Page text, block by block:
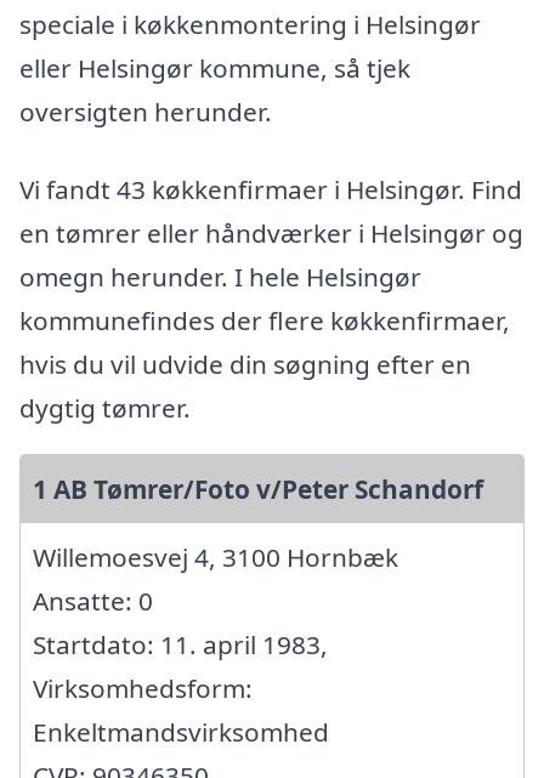
speciale i køkkenmontering i Helsingør
eller Helsingør kommune, så tjek
oversigten herunder.
Vi fandt 43 køkkenfirmaer i Helsingør. Find
en tømrer eller håndværker i Helsingør og
omegn herunder. I hele Helsingør
kommunefindes der flere køkkenfirmaer,
hvis du vil udvide din søgning efter en
dygtig tømrer.
1 AB Tømrer/Foto v/Peter Schandorf
Willemoesvej 4, 3100 Hornbæk
Ansatte: 0
Startdato: 11. april 1983,
Virksomhedsform:
Enkeltmandsvirksomhed